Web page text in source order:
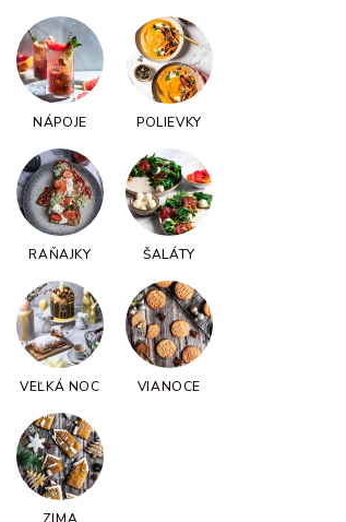
NÁPOJE POLIEVKY
RAŇAJKY ŠALÁTY
VEĽKÁ NOC VIANOCE